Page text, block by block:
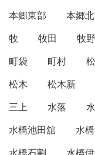
本郷東部
本郷
牧
牧田 牧野
町袋
町村
松木
松木新
三上
水落
水橋池田舘
水